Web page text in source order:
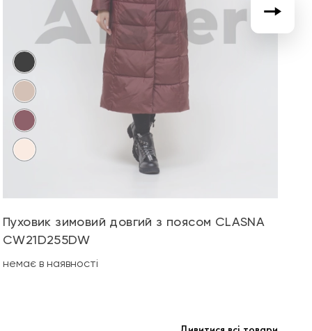
Пуховик зимовий довгий з поясом CLASNA
CW21D255DW
немає в наявності